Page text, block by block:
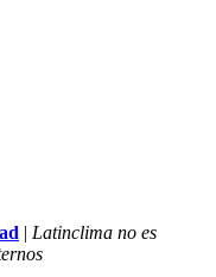
| Latinclima no es